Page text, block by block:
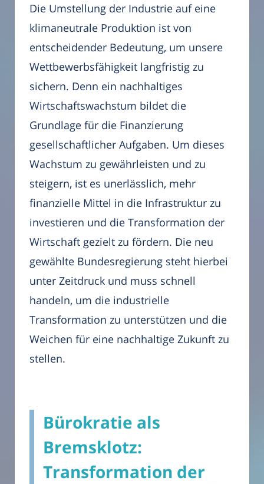
Die Umstellung der Industrie auf eine
klimaneutrale Produktion ist von
entscheidender Bedeutung, um unsere
Wettbewerbsfähigkeit langfristig zu
sichern. Denn ein nachhaltiges
Wirtschaftswachstum bildet die
Grundlage für die Finanzierung
gesellschaftlicher Aufgaben. Um dieses
Wachstum zu gewährleisten und zu
steigern, ist es unerlässlich, mehr
finanzielle Mittel in die Infrastruktur zu
investieren und die Transformation der
Wirtschaft gezielt zu fördern. Die neu
gewählte Bundesregierung steht hierbei
unter Zeitdruck und muss schnell
handeln, um die industrielle
Transformation zu unterstützen und die
Weichen für eine nachhaltige Zukunft zu
stellen.
Bürokratie als
Bremsklotz:
Transformation der